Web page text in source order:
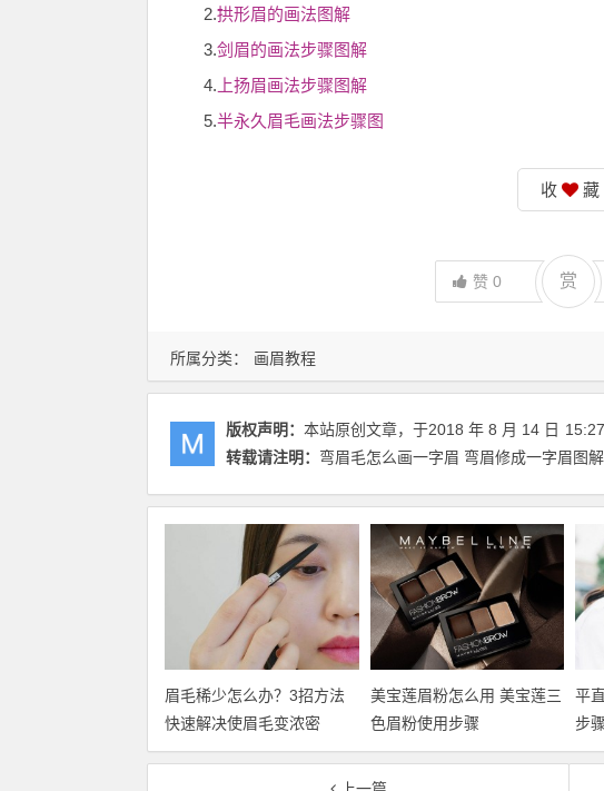
所属分类： 画眉教程
2.拱形眉的画法图解
3.剑眉的画法步骤图解
4. 上扬眉画法步骤图解
5.半永久眉毛画法步骤图
收 藏
赞 0 赏
版权声明： 本站原创文章，于2018 年 8 月 14 日
转载请注明： 弯眉毛怎么画一字眉 弯眉修成一字眉图解
眉毛稀少怎么办？3招方法
快速解决使眉毛变浓密
美宝莲眉粉怎么用 美宝莲三
色眉粉使用步骤
平
步